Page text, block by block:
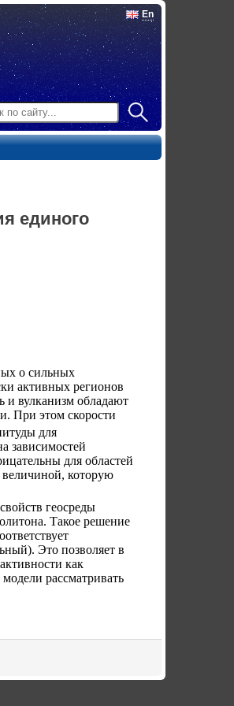
En
единого
о сильных
активных регионов
и вулканизм обладают
При этом скорости
для
зависимостей
для областей
величиной, которую
геосреды
Такое решение
Это позволяет в
как
рассматривать